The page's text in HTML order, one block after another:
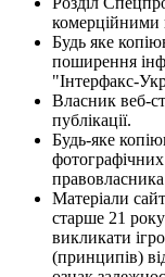
комерційними
Будь яке
поширення
"Інтерфакс-
Власник веб-
публікації.
Будь-яке
фотографічних
Матеріали
старше 21
викликати
(принципів)